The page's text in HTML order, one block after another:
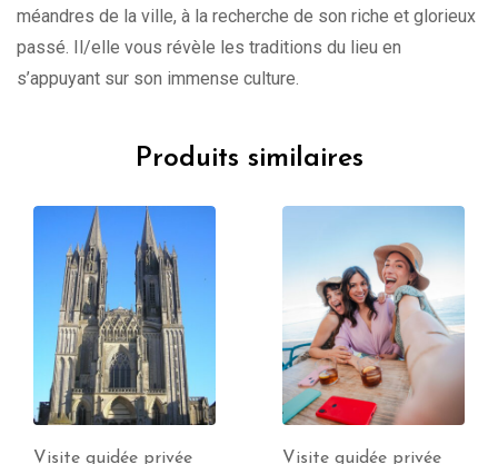
méandres de la ville, à la recherche de son riche et glorieux
passé. Il/elle vous révèle les traditions du lieu en
s’appuyant sur son immense culture.
Produits similaires
Visite guidée privée
Visite guidée privée